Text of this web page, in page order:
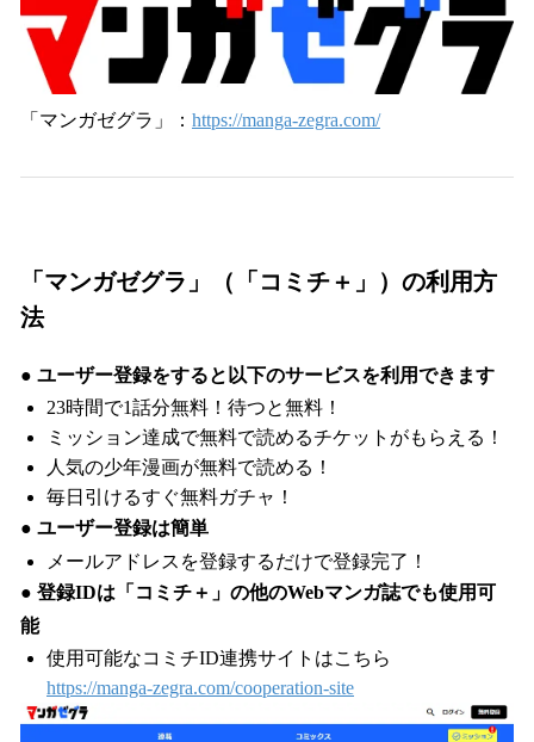
「マンガゼグラ」： https://manga-zegra.com/
「マンガゼグラ」（「コミチ＋」）の利用方
法
● ユーザー登録をすると以下のサービスを利用できます
23時間で1話分無料！待つと無料！
ミッション達成で無料で読めるチケットがもらえる！
人気の少年漫画が無料で読める！
毎日引けるすぐ無料ガチャ！
● ユーザー登録は簡単
メールアドレスを登録するだけで登録完了！
● 登録IDは「コミチ＋」の他のWebマンガ誌でも使用可
能
使用可能なコミチID連携サイトはこちら
https://manga-zegra.com/cooperation-site